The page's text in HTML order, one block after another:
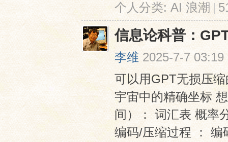
个人分类:AI 浪潮 |
信息论科普：
李维 2025-7-7 03:19
可以用GPT无损压
宇宙中的精确坐标
间）： 词汇表 概率
编码/压缩过程 ：